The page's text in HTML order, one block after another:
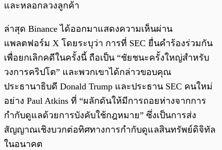
และหลอกลวงลูกค้า
ล่าสุด Binance ได้ออกมาแสดงความเห็นผ่าน
แพลตฟอร์ม X โดยระบุว่า การที่ SEC ยื่นคำร้องร่วมกัน
เพื่อยกเลิกคดีในครั้งนี้ ถือเป็น “ชัยชนะครั้งใหญ่สำหรับ
วงการคริปโต” และพวกเขาได้กล่าวขอบคุณ
ประธานาธิบดี Donald Trump และประธาน SEC คนใหม่
อย่าง Paul Atkins ที่ “ผลักดันให้มีการถอยห่างจากการ
กำกับดูแลด้วยการบังคับใช้กฎหมาย” ซึ่งเป็นการส่ง
สัญญาณเชิงบวกต่อทิศทางการกำกับดูแลสินทรัพย์ดิจิทัล
ในอนาคต